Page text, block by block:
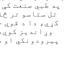
په طبي صنعت
تل ستاسو تر
کړي، دا د قوي
وړاندیز
پیرودونکي او